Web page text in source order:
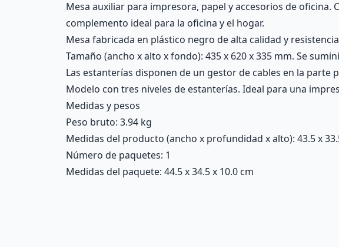
Mesa auxiliar para impresora, papel y accesorios de
complemento ideal para la oficina y el hogar.
Mesa fabricada en plástico negro de alta calidad y
Tamaño (ancho x alto x fondo): 435 x 620 x 335 mm. Se
Las estanterías disponen de un gestor de cables en la
Modelo con tres niveles de estanterías. Ideal para una
Medidas y pesos
Peso bruto: 3.94 kg
Medidas del producto (ancho x profundidad x alto): 43.5 x
Número de paquetes: 1
Medidas del paquete: 44.5 x 34.5 x 10.0 cm